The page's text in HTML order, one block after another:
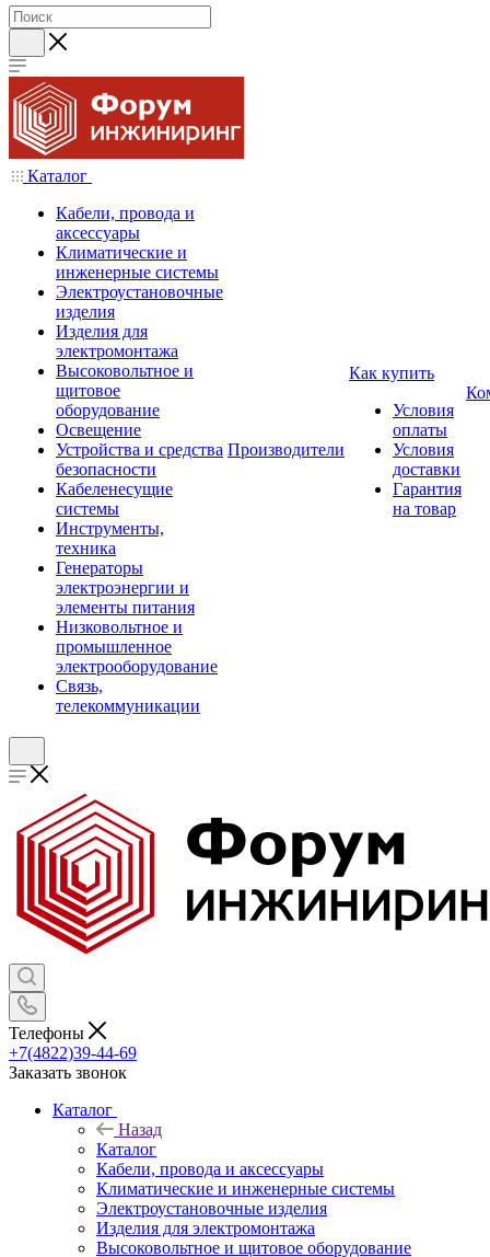
Каталог
Кабели, провода и
аксессуары
Климатические и
инженерные системы
Электроустановочные
изделия
Изделия для
электромонтажа
Высоковольтное и
щитовое
оборудование
Освещение
Устройства и средства
безопасности
Кабеленесущие
системы
Инструменты,
техника
Генераторы
электроэнергии и
элементы питания
Низковольтное и
промышленное
электрооборудование
Связь,
телекоммуникации
Производители
Как купить
Условия
оплаты
Условия
доставки
Гарантия
на товар
Телефоны
+7(4822)39-44-69
Заказать звонок
Каталог
Назад
Каталог
Кабели, провода и аксессуары
Климатические и инженерные системы
Электроустановочные изделия
Изделия для электромонтажа
Высоковольтное и щитовое оборудование